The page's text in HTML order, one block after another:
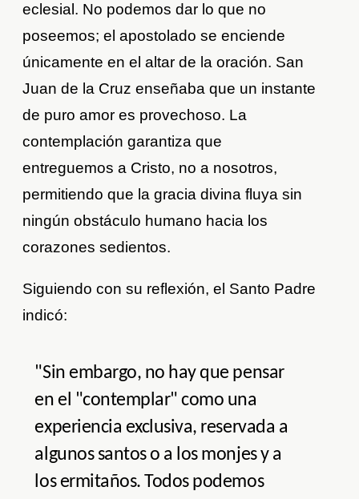
eclesial. No podemos dar lo que no
poseemos; el apostolado se enciende
únicamente en el altar de la oración. San
Juan de la Cruz enseñaba que un instante
de puro amor es provechoso. La
contemplación garantiza que
entreguemos a Cristo, no a nosotros,
permitiendo que la gracia divina fluya sin
ningún obstáculo humano hacia los
corazones sedientos.
Siguiendo con su reflexión, el Santo Padre
indicó:
"Sin embargo, no hay que pensar
en el "contemplar" como una
experiencia exclusiva, reservada a
algunos santos o a los monjes y a
los ermitaños. Todos podemos